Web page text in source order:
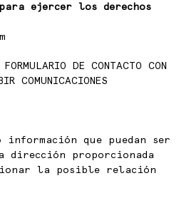
ejercer los derechos
DE CONTACTO CON
COMUNICACIONES
que puedan ser
proporcionada
la posible relación